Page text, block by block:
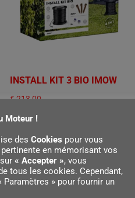
INSTALL KIT 3 BIO IMOW
€213,00
Moteur !
des Cookies pour vous
en mémorisant vos
« Accepter », vous
tous les cookies. Cependant,
» pour fournir un